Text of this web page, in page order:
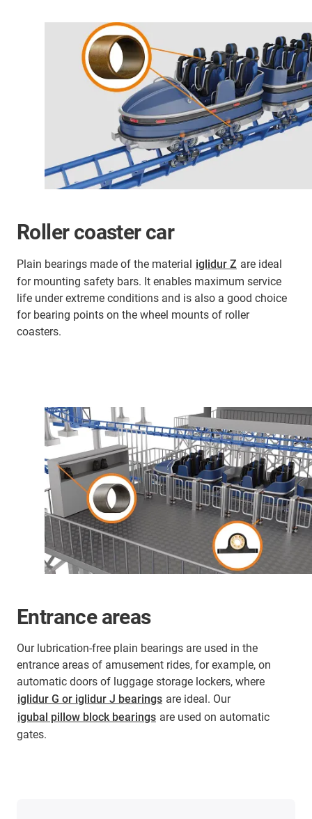
Roller coaster car
Plain bearings made of the material iglidur Z are ideal
for mounting safety bars. It enables maximum service
life under extreme conditions and is also a good choice
for bearing points on the wheel mounts of roller
coasters.
Entrance areas
Our lubrication-free plain bearings are used in the
entrance areas of amusement rides, for example, on
automatic doors of luggage storage lockers, where
iglidur G or iglidur J bearings are ideal. Our
igubal pillow block bearings are used on automatic
gates.